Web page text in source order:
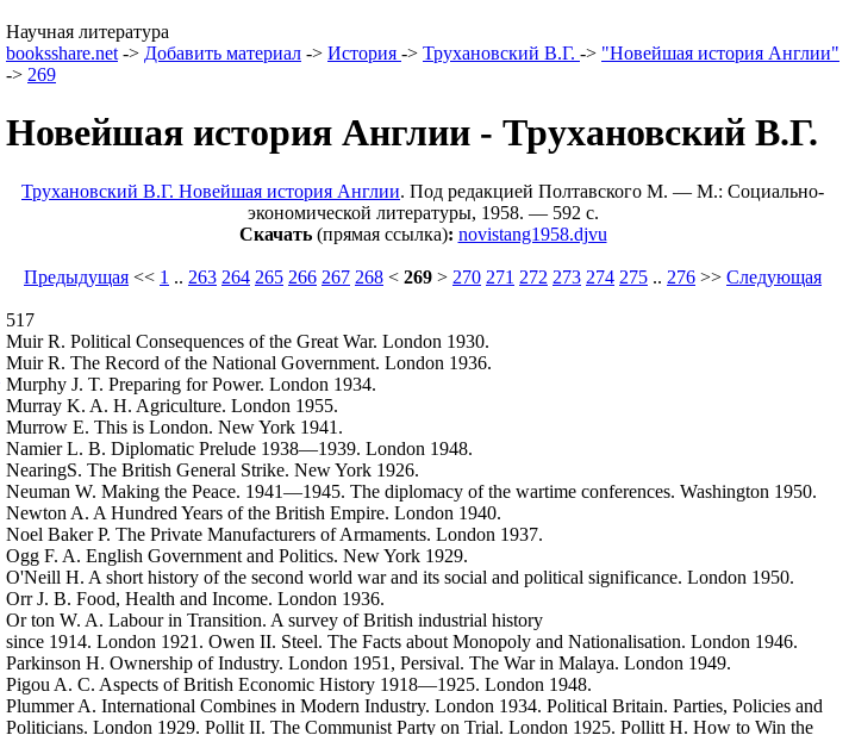
Научная литература
booksshare.net -> Добавить материал -> История -> Трухановский В.Г. -> "Новейшая история Англии"
-> 269
Новейшая история Англии - Трухановский В.Г.
Трухановский В.Г. Новейшая история Англии. Под редакцией Полтавского М. — М.: Социально-
экономической литературы, 1958. — 592 c.
Скачать(прямая ссылка): novistang1958.djvu
Предыдущая << 1 .. 263 264 265 266 267 268 < 269 > 270 271 272 273 274 275 .. 276 >> Следующая
517
Muir R. Political Consequences of the Great War. London 1930.
Muir R. The Record of the National Government. London 1936.
Murphy J. T. Preparing for Power. London 1934.
Murray K. A. H. Agriculture. London 1955.
Murrow E. This is London. New York 1941.
Namier L. B. Diplomatic Prelude 1938—1939. London 1948.
NearingS. The British General Strike. New York 1926.
Neuman W. Making the Peace. 1941—1945. The diplomacy of the wartime conferences. Washington 1950.
Newton A. A Hundred Years of the British Empire. London 1940.
Noel Baker P. The Private Manufacturers of Armaments. London 1937.
Ogg F. A. English Government and Politics. New York 1929.
O'Neill H. A short history of the second world war and its social and political significance. London 1950.
Orr J. B. Food, Health and Income. London 1936.
Or ton W. A. Labour in Transition. A survey of British industrial history
since 1914. London 1921. Owen II. Steel. The Facts about Monopoly and Nationalisation. London 1946.
Parkinson H. Ownership of Industry. London 1951, Persival. The War in Malaya. London 1949.
Pigou A. C. Aspects of British Economic History 1918—1925. London 1948.
Plummer A. International Combines in Modern Industry. London 1934. Political Britain. Parties, Policies and
Politicians. London 1929. Pollit II. The Communist Party on Trial. London 1925. Pollitt H. How to Win the